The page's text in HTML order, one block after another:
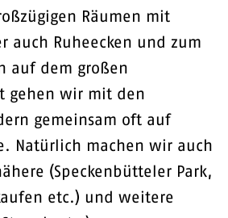
Räumen mit
auch Ruheecken und zum
auf dem großen
gehen wir mit den
gemeinsam oft auf
Natürlich machen wir auch
(Speckenbütteler Park,
etc.) und weitere